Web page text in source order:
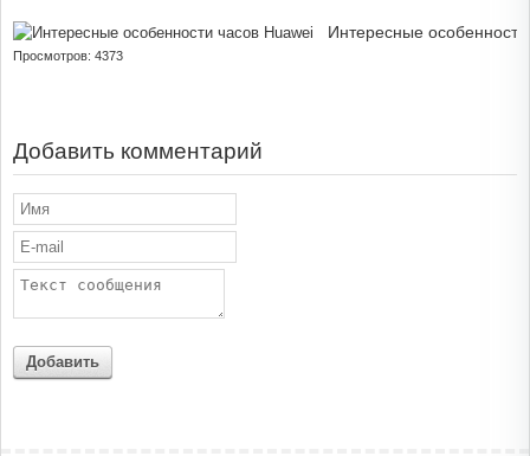
Интересные
Просмотров: 4373
Добавить комментарий
Добавить